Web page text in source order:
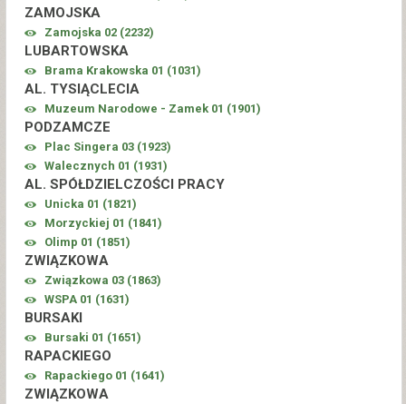
ZAMOJSKA
Zamojska 02 (2232)
LUBARTOWSKA
Brama Krakowska 01 (1031)
AL. TYSIĄCLECIA
Muzeum Narodowe - Zamek 01 (1901)
PODZAMCZE
Plac Singera 03 (1923)
Walecznych 01 (1931)
AL. SPÓŁDZIELCZOŚCI PRACY
Unicka 01 (1821)
Morzyckiej 01 (1841)
Olimp 01 (1851)
ZWIĄZKOWA
Związkowa 03 (1863)
WSPA 01 (1631)
BURSAKI
Bursaki 01 (1651)
RAPACKIEGO
Rapackiego 01 (1641)
ZWIĄZKOWA